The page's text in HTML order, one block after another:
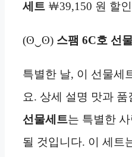
세트 ￦39,150 원 할
(ʘ‿ʘ) 스팸 6C호 선
특별한 날, 이 선물세
요. 상세 설명 맛과
선물세트는 특별한
될 것입니다. 이 세트